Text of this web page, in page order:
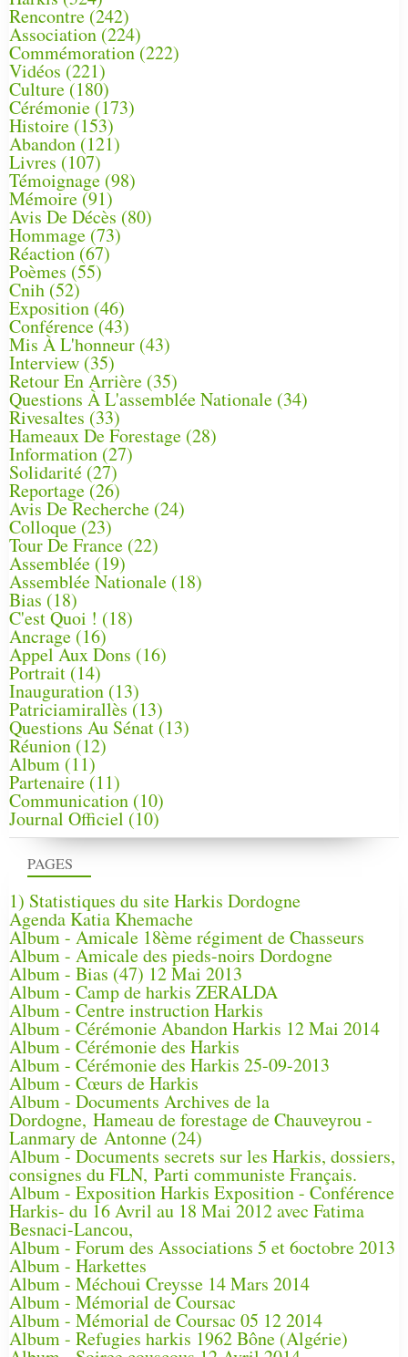
PAGES
1) Statistiques du site Harkis Dordogne
Agenda Katia Khemache
Album - Amicale 18ème régiment de Chasseurs
Album - Amicale des pieds-noirs Dordogne
Album - Bias (47) 12 Mai 2013
Album - Camp de harkis ZERALDA
Album - Centre instruction Harkis
Album - Cérémonie Abandon Harkis 12 Mai 2014
Album - Cérémonie des Harkis
Album - Cérémonie des Harkis 25-09-2013
Album - Cœurs de Harkis
Album - Documents Archives de la
Dordogne, Hameau de forestage de Chauveyrou -
Lanmary de Antonne (24)
Album - Documents secrets sur les Harkis, dossiers,
consignes du FLN, Parti communiste Français.
Album - Exposition Harkis Exposition - Conférence
Harkis- du 16 Avril au 18 Mai 2012 avec Fatima
Besnaci-Lancou,
Album - Forum des Associations 5 et 6octobre 2013
Album - Harkettes
Album - Méchoui Creysse 14 Mars 2014
Album - Mémorial de Coursac
Album - Mémorial de Coursac 05 12 2014
Album - Refugies harkis 1962 Bône (Algérie)
Rencontre (242)
Association (224)
Commémoration(222)
Vidéos (221)
Culture(180)
Cérémonie (173)
Histoire (153)
Abandon(121)
Livres (107)
Témoignage (98)
Mémoire (91)
Avis De Décès (80)
Hommage (73)
Réaction(67)
Poèmes (55)
Cnih (52)
Exposition (46)
Conférence(43)
Mis À L'honneur (43)
Interview (35)
Retour En Arrière (35)
Questions À L'assemblée Nationale (34)
Rivesaltes (33)
Hameaux De Forestage (28)
Information (27)
Solidarité (27)
Reportage(26)
Avis De Recherche (24)
Colloque (23)
Tour De France (22)
Assemblée (19)
Assemblée Nationale (18)
Bias (18)
C'est Quoi ! (18)
Ancrage (16)
Appel Aux Dons (16)
Portrait (14)
Inauguration (13)
Patriciamirallès (13)
Questions Au Sénat(13)
Réunion (12)
Album (11)
Partenaire(11)
Communication (10)
Journal Officiel (10)